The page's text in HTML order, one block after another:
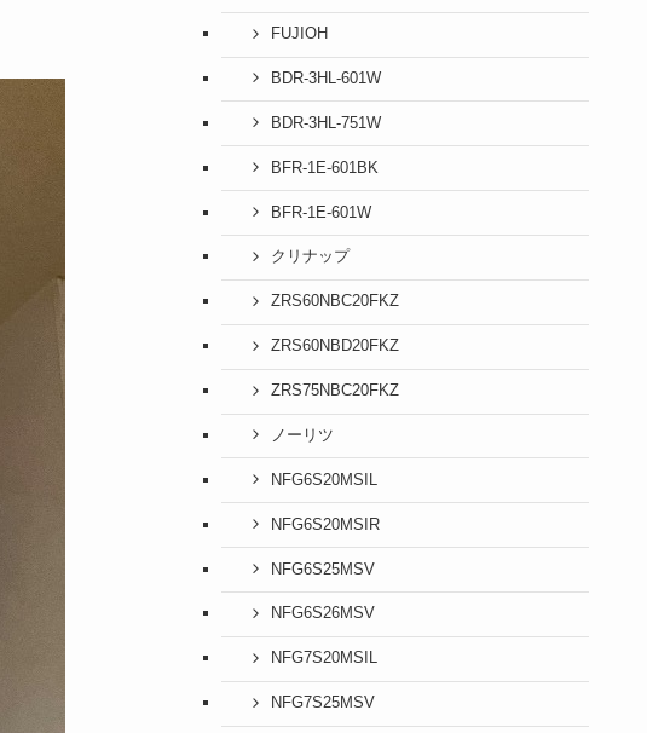
FUJIOH
BDR-3HL-601W
BDR-3HL-751W
BFR-1E-601BK
BFR-1E-601W
クリナップ
ZRS60NBC20FKZ
ZRS60NBD20FKZ
ZRS75NBC20FKZ
ノーリツ
NFG6S20MSIL
NFG6S20MSIR
NFG6S25MSV
NFG6S26MSV
NFG7S20MSIL
NFG7S25MSV